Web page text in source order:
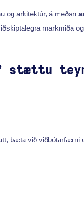
og arkitektúr, á meðan
markmiða og
stættu
bæta við viðbótarfærni